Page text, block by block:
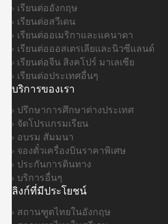
เรียนต่ออังกฤษ
เรียนต่อสวีเดน
เรียนต่ออเมริกาและแคนาดา
เรียนต่อออสเตรเลียและนิวซีแลนด์
เรียนต่อจีน สิงคโปร์ มาเลเซีย
เรียนต่อประเทศอื่นๆ
บริการของเรา
ปรึกษาการศึกษาต่างประเทศ
จัดโปรแกรมเรียน
อบรม สัมมนา
จองตั๋วเครื่องบินราคาพิเศษ
ประกันการดินทาง
บริการอื่นๆ
ลิงก์ที่มีประโยชน์
สถานฑูตไทยในอังกฤษ